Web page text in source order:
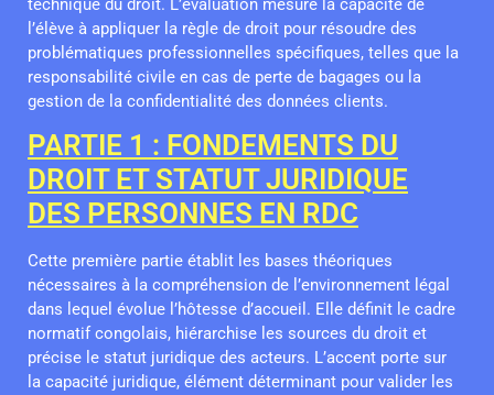
technique du droit. L’évaluation mesure la capacité de
l’élève à appliquer la règle de droit pour résoudre des
problématiques professionnelles spécifiques, telles que la
responsabilité civile en cas de perte de bagages ou la
gestion de la confidentialité des données clients.
PARTIE 1 : FONDEMENTS DU
DROIT ET STATUT JURIDIQUE
DES PERSONNES EN RDC
Cette première partie établit les bases théoriques
nécessaires à la compréhension de l’environnement légal
dans lequel évolue l’hôtesse d’accueil. Elle définit le cadre
normatif congolais, hiérarchise les sources du droit et
précise le statut juridique des acteurs. L’accent porte sur
la capacité juridique, élément déterminant pour valider les